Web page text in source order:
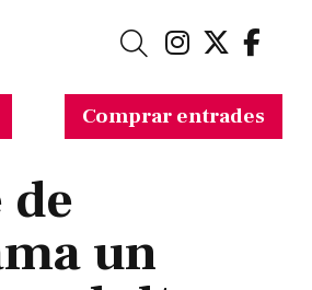
Link aLink
Cerca
Comprar entrades
de
un